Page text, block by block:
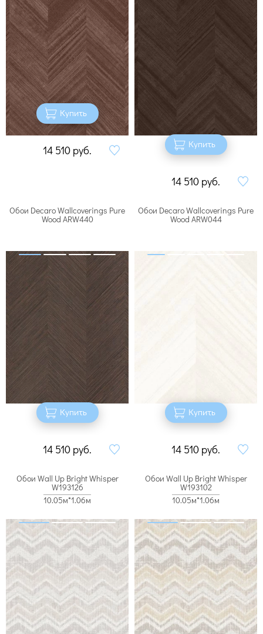
Купить
14 510 руб. Купить
14 510 руб.
Обои Decaro Wallcoverings Pure
Wood ARW440
Купить
14 510 руб.
Обои Decaro Wallcoverings Pure
Wood ARW044
Купить
14 510 руб.
Обои Wall Up Bright Whisper
W193126
10.05м*1.06м
Обои Wall Up Bright Whisper
W193102
10.05м*1.06м